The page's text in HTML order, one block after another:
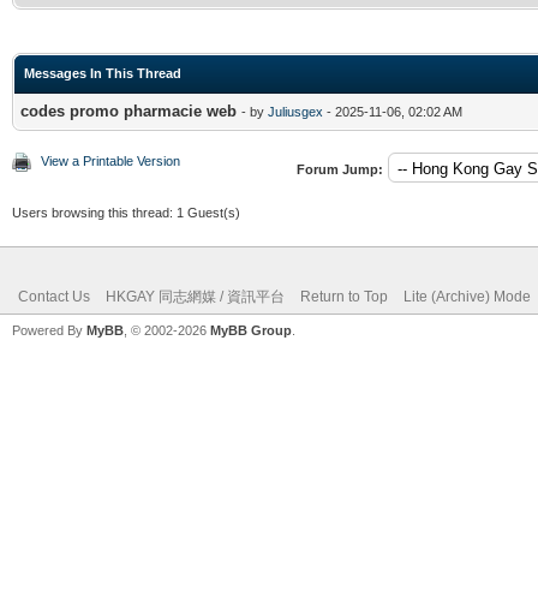
Messages In This Thread
codes promo pharmacie web - by Juliusgex - 2025-11-06, 02:02 AM
View a Printable Version
Forum Jump:
Users browsing this thread: 1 Guest(s)
Contact Us HKGAY 同志網媒 / 資訊平台 Return to Top Lite (Archive) Mode
Powered By MyBB , © 2002-2026 MyBB Group